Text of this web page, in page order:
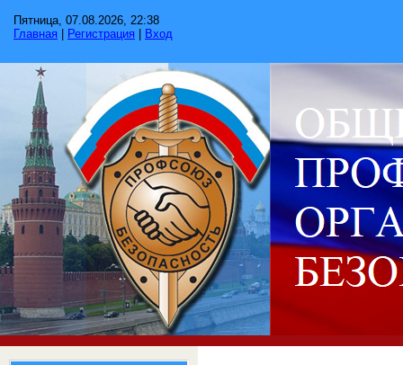
Пятница, 07.08.2026, 22:38
Главная
Регистрация Вход